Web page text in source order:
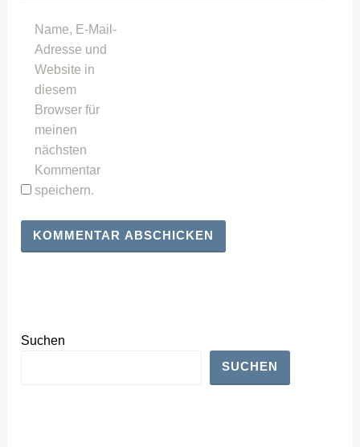
Name, E-Mail-
Adresse und
Website in
diesem
Browser für
meinen
nächsten
Kommentar
speichern.
Suchen
SUCHEN